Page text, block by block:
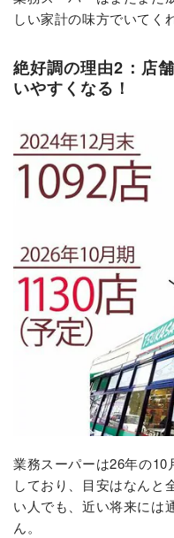
しい家計の味方でいてく
絶好調の理由2：店
いやすくなる！
業務スーパーは26年の10
しており、目安はなんと
い人でも、近い将来には
ん。